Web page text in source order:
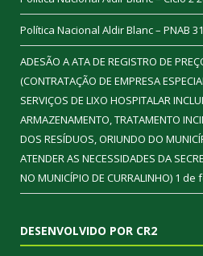
Política Nacional Aldir Blanc – PNAB
ADESÃO A ATA DE REGISTRO DE
(CONTRATAÇÃO DE EMPRESA
SERVIÇOS DE LIXO HOSPITALAR
ARMAZENAMENTO, TRATAMENTO
DOS RESÍDUOS, ORIUNDO DO
ATENDER AS NECESSIDADES DA
NO MUNICÍPIO DE CURRALINHO) 1 de
DESENVOLVIDO POR CR2